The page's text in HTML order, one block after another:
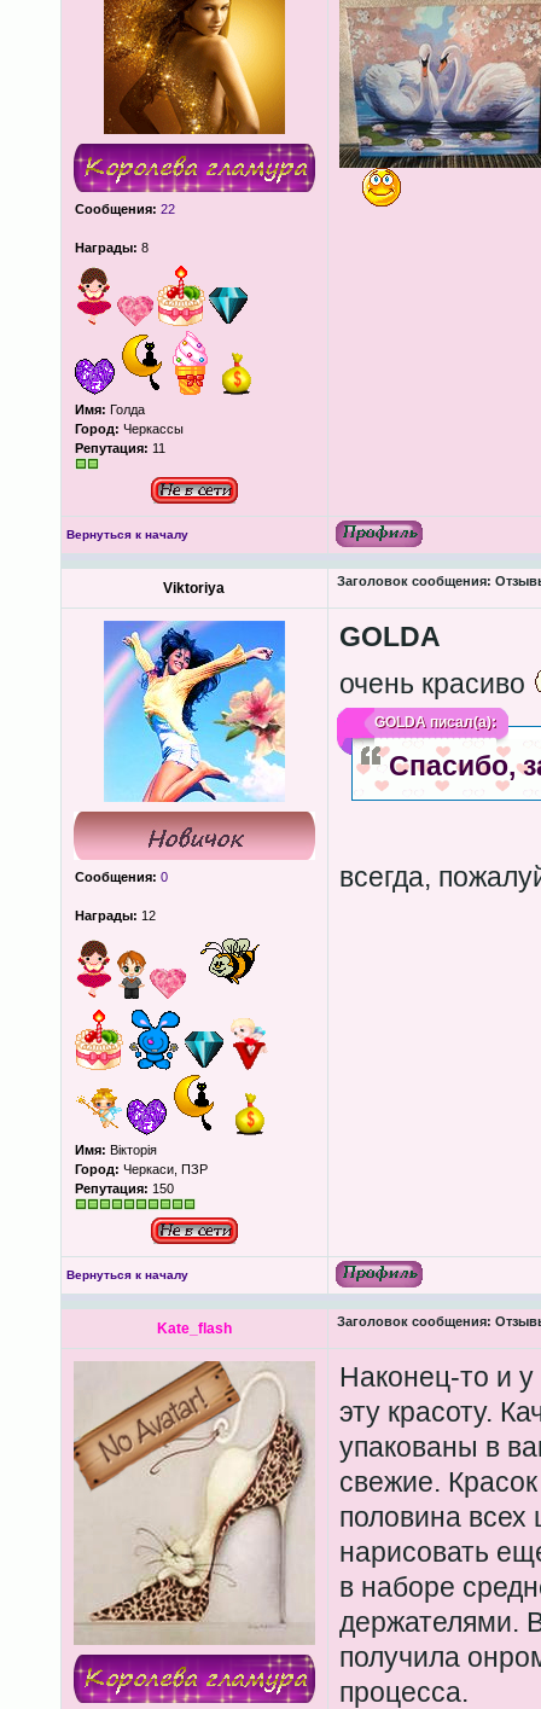
Сообщения: 22
Награды: 8
Имя: Голда
Город: Черкассы
Репутация: 11
Вернуться к началу
Viktoriya Заголовок сообщения:
Сообщения: 0
Награды: 12
Имя: Вікторія
Город: Черкаси, ПЗР
Репутация: 150
GOLDA
очень красиво
GOLDAписал(а):
Спасибо,
всегда,
Вернуться к началу
Kate_flash Заголовок сообщения:
Наконец-то и
эту красоту.
упакованы в
свежие.
половина всех
нарисовать
в наборе
держателями.
получила
процесса.